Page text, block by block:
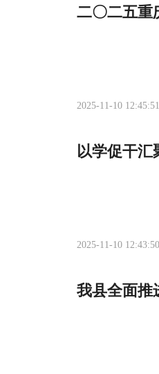
二〇二五重
2025-11-10 12:45:51
以学促干
2025-11-10 12:43:50
我县全面推